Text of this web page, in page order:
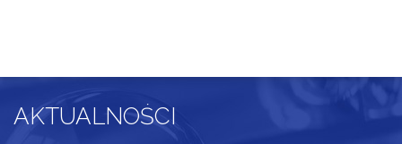
AKTUALNOŚCI